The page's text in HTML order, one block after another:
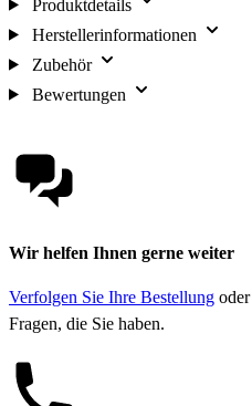
Produktdetails
Herstellerinformationen
Zubehör
Bewertungen
Wir helfen Ihnen gerne weiter
Verfolgen Sie Ihre Bestellung oder
Fragen, die Sie haben.